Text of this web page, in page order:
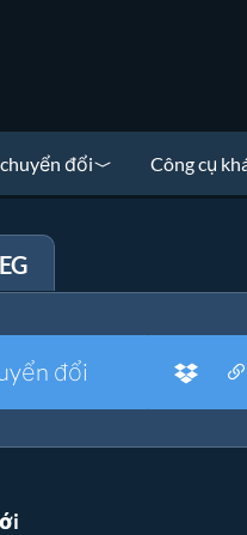
đổi Công cụ
đổi